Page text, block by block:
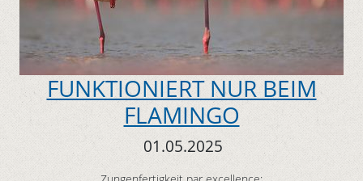
FUNKTIONIERT NUR BEIM
FLAMINGO
01.05.2025